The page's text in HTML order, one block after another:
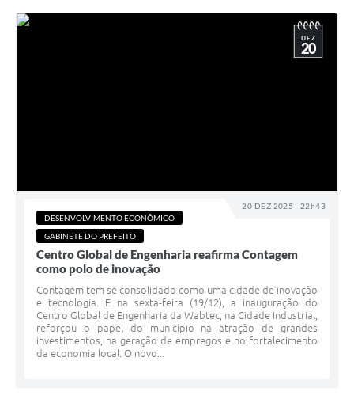
20 DEZ 2025 - 22h43
DEZ
20
DESENVOLVIMENTO ECONÔMICO
GABINETE DO PREFEITO
Centro Global de Engenharia reafirma Contagem
como polo de inovação
Contagem tem se consolidado como uma cidade de inovação
e tecnologia. E na sexta-feira (19/12), a inauguração do
Centro Global de Engenharia da Wabtec, na Cidade Industrial,
reforçou o papel do município na atração de grandes
investimentos, na geração de empregos e no fortalecimento
da economia local. O novo...